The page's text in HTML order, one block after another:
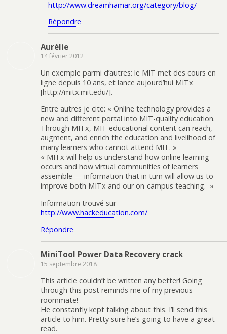
http://www.dreamhamar.org/category/blog/
Répondre
Aurélie
14 février 2012
Un exemple parmi d’autres: le MIT met des cours en
ligne depuis 10 ans, et lance aujourd’hui MITx
[http://mitx.mit.edu/].
Entre autres je cite: « Online technology provides a
new and different portal into MIT-quality education.
Through MITx, MIT educational content can reach,
augment, and enrich the education and livelihood of
many learners who cannot attend MIT. »
« MITx will help us understand how online learning
occurs and how virtual communities of learners
assemble — information that in turn will allow us to
improve both MITx and our on-campus teaching. »
Information trouvé sur
http://www.hackeducation.com/
Répondre
MiniTool Power Data Recovery crack
15 septembre 2018
This article couldn’t be written any better! Going
through this post reminds me of my previous
roommate!
He constantly kept talking about this. I’ll send this
article to him. Pretty sure he’s going to have a great
read.